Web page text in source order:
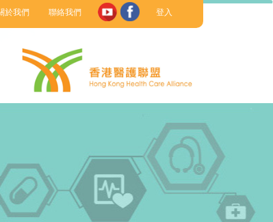
於我們 聯絡我們 登入